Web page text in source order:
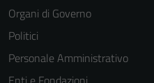
Organi di Governo
Politici
Personale Amministrativo